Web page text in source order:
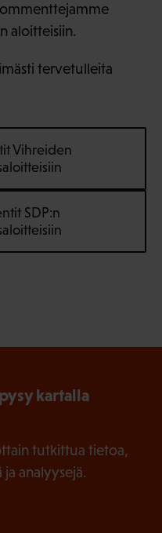
aloitteisiin.
tervetulleita
Vihreiden
SDP:n
kartalla
tutkittua tietoa,
analyysejä.